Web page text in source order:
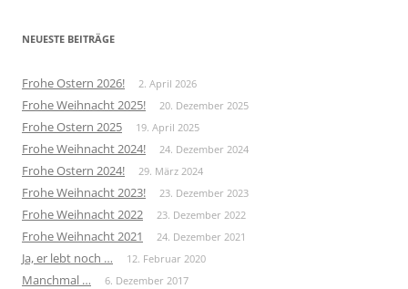
NEUESTE BEITRÄGE
Frohe Ostern 2026! 2. April 2026
Frohe Weihnacht 2025! 20. Dezember 2025
Frohe Ostern 2025 19. April 2025
Frohe Weihnacht 2024! 24. Dezember 2024
Frohe Ostern 2024! 29. März 2024
Frohe Weihnacht 2023! 23. Dezember 2023
Frohe Weihnacht 2022 23. Dezember 2022
Frohe Weihnacht 2021 24. Dezember 2021
Ja, er lebt noch … 12. Februar 2020
Manchmal … 6. Dezember 2017